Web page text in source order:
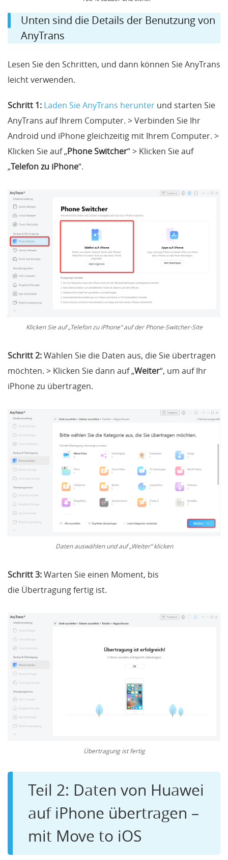
Unten sind die Details der Benutzung von
AnyTrans
Lesen Sie den Schritten, und dann können Sie AnyTrans
leicht verwenden.
Schritt 1: Laden Sie AnyTrans herunter und starten Sie
AnyTrans auf Ihrem Computer. > Verbinden Sie Ihr
Android und iPhone gleichzeitig mit Ihrem Computer. >
Klicken Sie auf „Phone Switcher“ > Klicken Sie auf
„Telefon zu iPhone“.
Klicken Sie auf „Telefon zu iPhone“ auf der Phone-Switcher-Site
Schritt 2:Wählen Sie die Daten aus, die Sie übertragen
möchten. > Klicken Sie dann auf „Weiter“, um auf Ihr
iPhone zu übertragen.
Daten auswählen und auf „Weiter“ klicken
Schritt 3:Warten Sie einen Moment, bis
die Übertragung fertig ist.
Übertragung ist fertig
Teil 2: Daten von Huawei
auf iPhone übertragen –
mit Move to iOS